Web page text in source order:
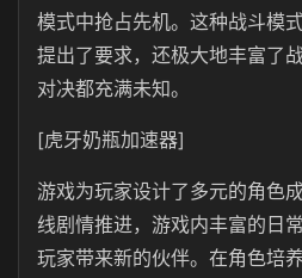
模式中抢占先机。这种战斗模
提出了要求，还极大地丰富了
对决都充满未知。
[虎牙奶瓶加速器]
游戏为玩家设计了多元的角色
线剧情推进，游戏内丰富的日
玩家带来新的伙伴。在角色培